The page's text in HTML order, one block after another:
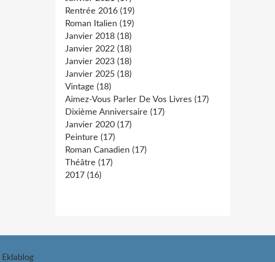
Rentrée 2016 (19)
Roman Italien (19)
Janvier 2018 (18)
Janvier 2022 (18)
Janvier 2023 (18)
Janvier 2025 (18)
Vintage (18)
Aimez-Vous Parler De Vos Livres (17)
Dixième Anniversaire (17)
Janvier 2020 (17)
Peinture (17)
Roman Canadien (17)
Théâtre (17)
2017 (16)
Eklablog